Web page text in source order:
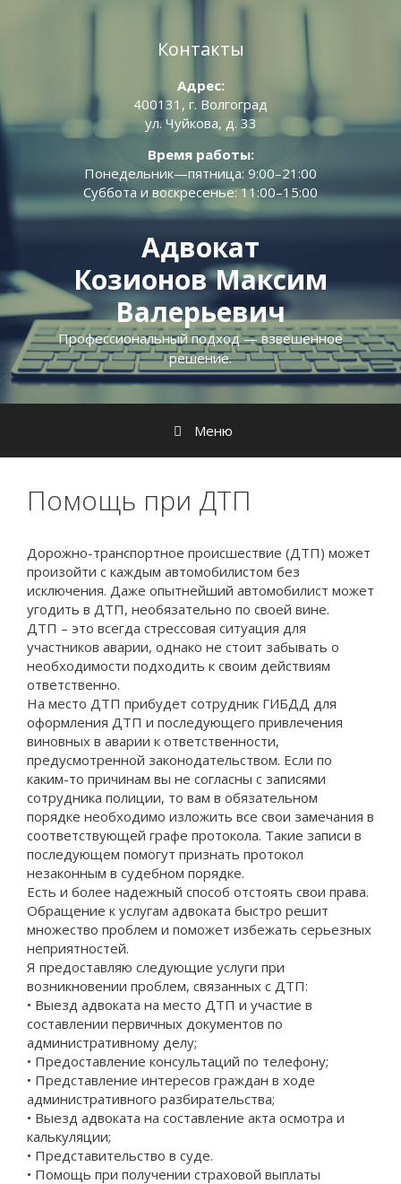
Перейти к содержимому
Контакты
Адрес:
400131, г. Волгоград
ул. Чуйкова, д. 33
Время работы:
Понедельник—пятница: 9:00–21:00
Суббота и воскресенье: 11:00–15:00
Адвокат
Козионов Максим
Валерьевич
Профессиональный подход — взвешенное
решение.
Меню
Помощь при ДТП
Дорожно-транспортное происшествие (ДТП) может
произойти с каждым автомобилистом без
исключения. Даже опытнейший автомобилист может
угодить в ДТП, необязательно по своей вине.
ДТП – это всегда стрессовая ситуация для
участников аварии, однако не стоит забывать о
необходимости подходить к своим действиям
ответственно.
На место ДТП прибудет сотрудник ГИБДД для
оформления ДТП и последующего привлечения
виновных в аварии к ответственности,
предусмотренной законодательством. Если по
каким-то причинам вы не согласны с записями
сотрудника полиции, то вам в обязательном
порядке необходимо изложить все свои замечания в
соответствующей графе протокола. Такие записи в
последующем помогут признать протокол
незаконным в судебном порядке.
Есть и более надежный способ отстоять свои права.
Обращение к услугам адвоката быстро решит
множество проблем и поможет избежать серьезных
неприятностей.
Я предоставляю следующие услуги при
возникновении проблем, связанных с ДТП:
• Выезд адвоката на место ДТП и участие в
составлении первичных документов по
административному делу;
• Предоставление консультаций по телефону;
• Представление интересов граждан в ходе
административного разбирательства;
• Выезд адвоката на составление акта осмотра и
калькуляции;
• Представительство в суде.
• Помощь при получении страховой выплаты